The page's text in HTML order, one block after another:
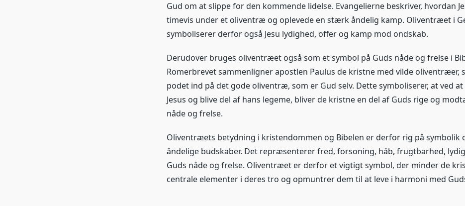
Gud om at slippe for den kommende lidelse. Evangelierne beskriver, hvordan
timevis under et oliventræ og oplevede en stærk åndelig kamp. Oliventræet i
symboliserer derfor også Jesu lydighed, offer og kamp mod ondskab.
Derudover bruges oliventræet også som et symbol på Guds nåde og frelse i
Romerbrevet sammenligner apostlen Paulus de kristne med vilde oliventræer,
podet ind på det gode oliventræ, som er Gud selv. Dette symboliserer, at ved
Jesus og blive del af hans legeme, bliver de kristne en del af Guds rige og
nåde og frelse.
Oliventræets betydning i kristendommen og Bibelen er derfor rig på symbolik
åndelige budskaber. Det repræsenterer fred, forsoning, håb, frugtbarhed,
Guds nåde og frelse. Oliventræet er derfor et vigtigt symbol, der minder de
centrale elementer i deres tro og opmuntrer dem til at leve i harmoni med